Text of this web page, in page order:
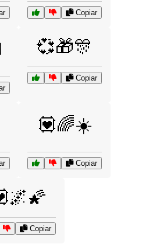
Copiar
💞🎁🎊
Copiar
💟🌈☀️
Copiar
Copiar